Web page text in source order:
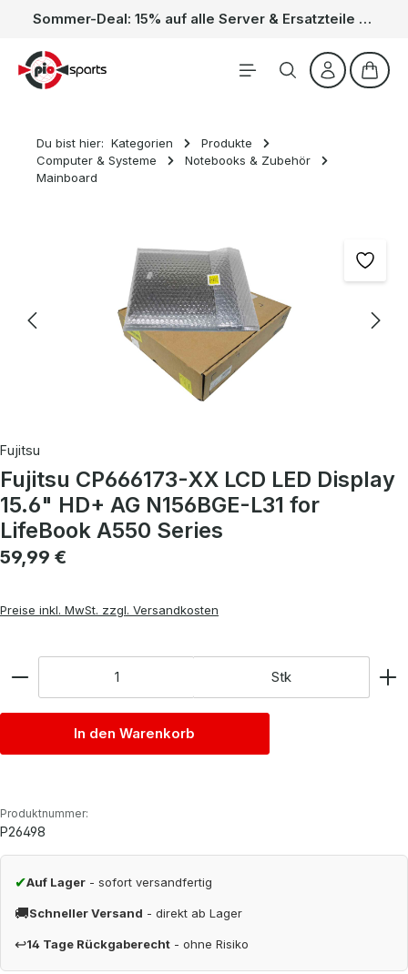
Zum Hauptinhalt springen Sommer-Deal: 15% auf alle Server & Ersatzteile – Kein Code nötig, der Rabatt wird automatisch im Warenkorb abgezogen. Gültig vom 01.06. bis 31.08.
Du bist hier: Kategorien
Produkte
Computer & Systeme
Notebooks & Zubehör
Mainboard
Fujitsu
Fujitsu CP666173-XX LCD LED Display
15.6" HD+ AG N156BGE-L31 for
LifeBook A550 Series
Regulärer Preis:
59,99 €
Preise inkl. MwSt. zzgl. Versandkosten
Stk
In den Warenkorb
Produktnummer:
P26498
✔Auf Lager - sofort versandfertig
🚚Schneller Versand - direkt ab Lager
↩14 Tage Rückgaberecht - ohne Risiko